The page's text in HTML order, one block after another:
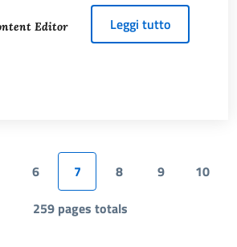
Editor Leggi tuttoabout
Page
6
Pagina attuale
7
Page
8
Page
9
Page
10
259 pages totals